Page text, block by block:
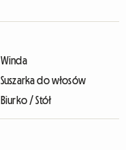
Winda
Suszarka do włosów
Biurko / Stół